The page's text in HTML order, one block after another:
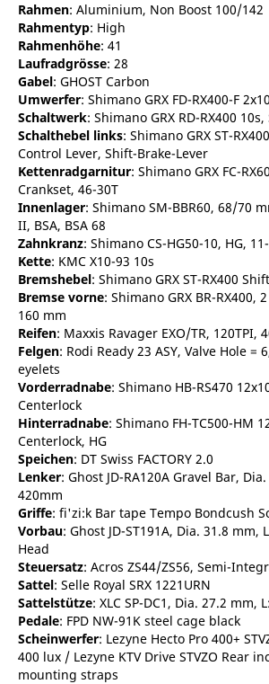
Rahmen: Aluminium, Non Boost 100/142
Rahmentyp: High
Rahmenhöhe: 41
Laufradgrösse: 28
Gabel: GHOST Carbon
Umwerfer: Shimano GRX FD-RX400-F
Schaltwerk: Shimano GRX RD-RX400
Schalthebel links: Shimano GRX ST-
Control Lever, Shift-Brake-Lever
Kettenradgarnitur: Shimano GRX FC-
Crankset, 46-30T
Innenlager: Shimano SM-BBR60, 68/70
II, BSA, BSA 68
Zahnkranz: Shimano CS-HG50-10, HG,
Kette: KMC X10-93 10s
Bremshebel: Shimano GRX ST-RX400
Bremse vorne: Shimano GRX BR-RX400,
160 mm
Reifen: Maxxis Ravager EXO/TR, 120TPI,
Felgen: Rodi Ready 23 ASY, Valve Hole =
eyelets
Vorderradnabe: Shimano HB-RS470
Centerlock
Hinterradnabe: Shimano FH-TC500-HM
Centerlock, HG
Speichen: DT Swiss FACTORY 2.0
Lenker: Ghost JD-RA120A Gravel Bar,
420mm
Griffe: fi'zi:k Bar tape Tempo Bondcush
Vorbau: Ghost JD-ST191A, Dia. 31.8 mm,
Head
Steuersatz: Acros ZS44/ZS56, Semi-
Sattel: Selle Royal SRX 1221URN
Sattelstütze: XLC SP-DC1, Dia. 27.2 mm,
Pedale: FPD NW-91K steel cage black
Scheinwerfer: Lezyne Hecto Pro 400+
400 lux / Lezyne KTV Drive STVZO Rear
mounting straps